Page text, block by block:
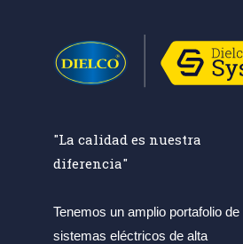
"La calidad es nuestra
diferencia"
Tenemos un amplio portafolio de
sistemas eléctricos de alta